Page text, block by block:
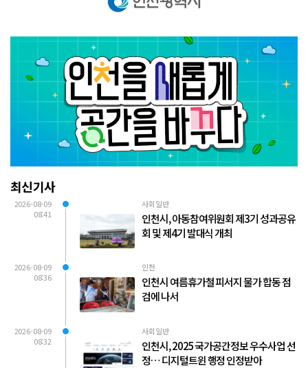
최신기사
2026-08-09
08:41
사회일반
인천시, 아동참여위원회 제3기 성과공유
회 및 제4기 발대식 개최
2026-08-09
08:36
인천
인천시 여름휴가철 피서지 물가 합동 점
검에 나서
2026-08-09
08:32
사회일반
인천시, 2025 국가공간정보 우수사업 선
정… 디지털트윈 행정 인정받아